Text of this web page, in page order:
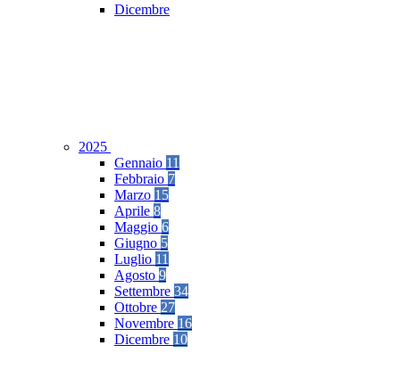
Dicembre
2025
Gennaio 11
Febbraio 7
Marzo 15
Aprile 8
Maggio 6
Giugno 5
Luglio 11
Agosto 9
Settembre 34
Ottobre 27
Novembre 16
Dicembre 10